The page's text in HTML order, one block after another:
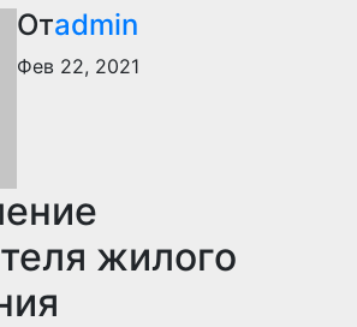
Отadmin
Фев 22, 2021
жилого